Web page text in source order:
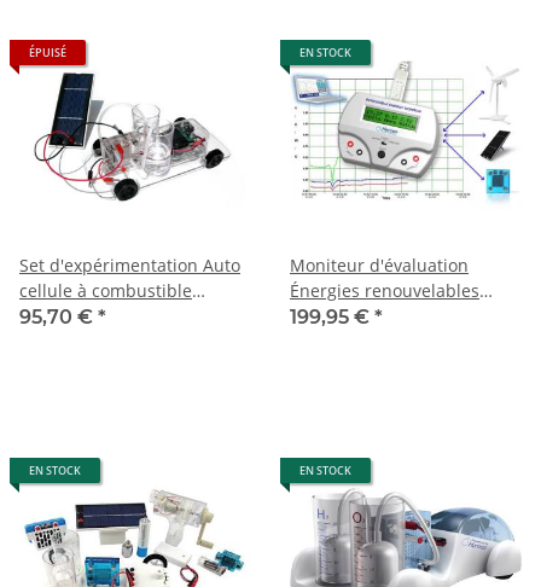
ÉPUISÉ
Set d'expérimentation Auto
cellule à combustible
Horizon
95,70 € *
EN STOCK
Moniteur d'évaluation
Énergies renouvelables
Horizon
199,95 € *
EN STOCK EN STOCK